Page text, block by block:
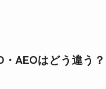
・AEOはどう違う？